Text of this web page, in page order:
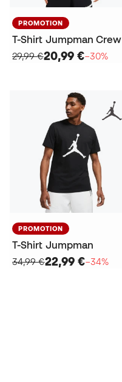
PROMOTION
T-Shirt Jumpman Crew
29,99 €20,99 €−30%
PROMOTION
T-Shirt Jumpman
34,99 €22,99 €−34%